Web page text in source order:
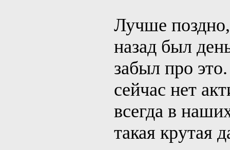
Лучше
назад был
забыл про
сейчас нет
всегда в
такая крутая